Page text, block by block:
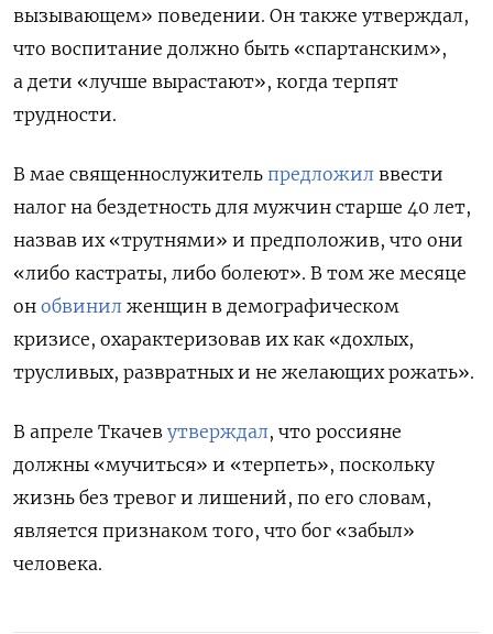
вызывающем» поведении. Он также утверждал,
что воспитание должно быть «спартанским»,
а дети «лучше вырастают», когда терпят
трудности.
В мае священнослужитель предложил ввести
налог на бездетность для мужчин старше 40 лет,
назвав их «трутнями» и предположив, что они
«либо кастраты, либо болеют». В том же месяце
он обвинил женщин в демографическом
кризисе, охарактеризовав их как «дохлых,
трусливых, развратных и не желающих рожать».
В апреле Ткачев утверждал, что россияне
должны «мучиться» и «терпеть», поскольку
жизнь без тревог и лишений, по его словам,
является признаком того, что бог «забыл»
человека.